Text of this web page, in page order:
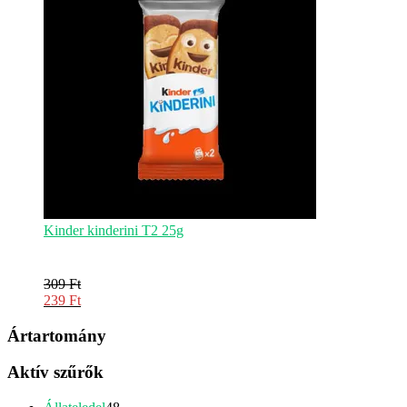
Kinder kinderini T2 25g
309Ft
Original
was:
239 Ft
price
239 Ft.
Ártartomány
Aktív szűrők